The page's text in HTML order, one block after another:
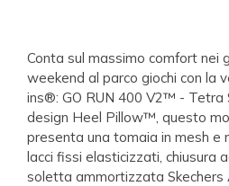
Conta sul massimo comfort nei
weekend al parco giochi con la
ins®: GO RUN 400 V2™ - Tetra
design Heel Pillow™, questo
presenta una tomaia in mesh e
lacci fissi elasticizzati, chiusura
soletta ammortizzata Skechers